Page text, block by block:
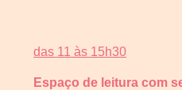
das 11 às 15h30
Espaço de leitura com